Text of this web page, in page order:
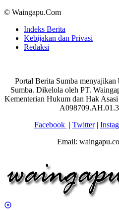
© Waingapu.Com
Indeks Berita
Kebijakan dan Privasi
Redaksi
Portal Berita Sumba menyajikan
Sumba. Dikelola oleh PT.
Kementerian Hukum dan Hak
Facebook | Twitter|
Email: